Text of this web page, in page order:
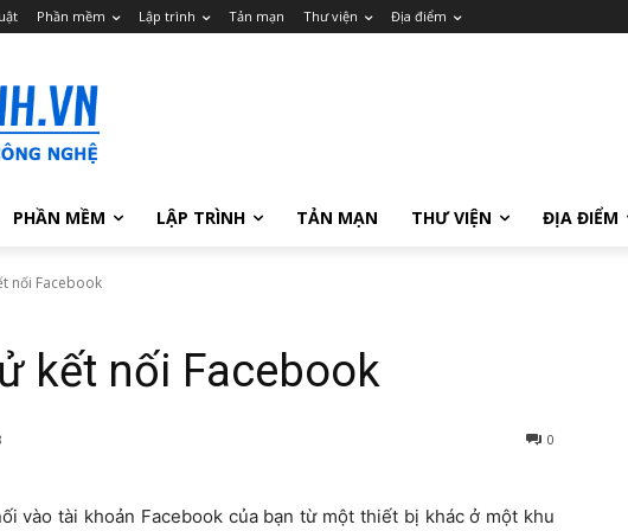
Phần mềm Lập trình Tản mạn Thư viện Địa điểm
PHẦN MỀM LẬP TRÌNH TẢN MẠN THƯ VIỆN ĐỊA ĐIỂM
nối Facebook
kết nối Facebook
0
vào tài khoản Facebook của bạn từ một thiết bị khác ở một khu